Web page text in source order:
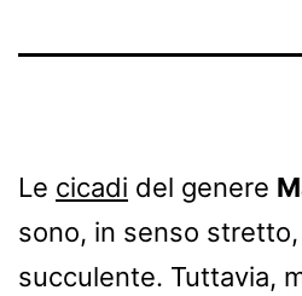
Le cicadi del genere
sono, in senso
succulente. Tuttavia,